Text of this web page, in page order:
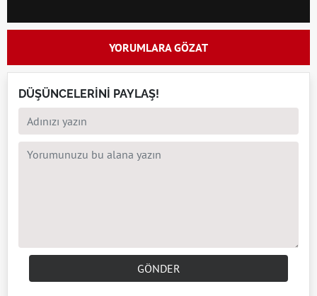
YORUMLARA GÖZAT
DÜŞÜNCELERİNİ PAYLAŞ!
GÖNDER